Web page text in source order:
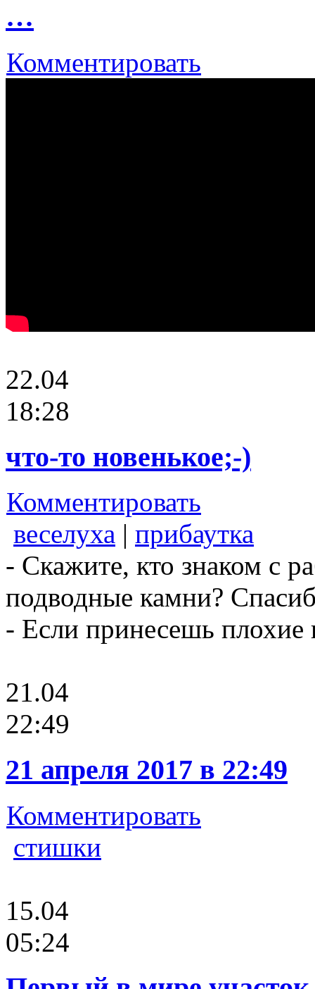
…
Комментировать
22.04
18:28
что-то новенькое;-)
Комментировать
веселуха | прибаутка
- Скажите, кто знаком с
подводные камни?
- Если принесешь плохие
21.04
22:49
21 апреля 2017 в 22:49
Комментировать
стишки
15.04
05:24